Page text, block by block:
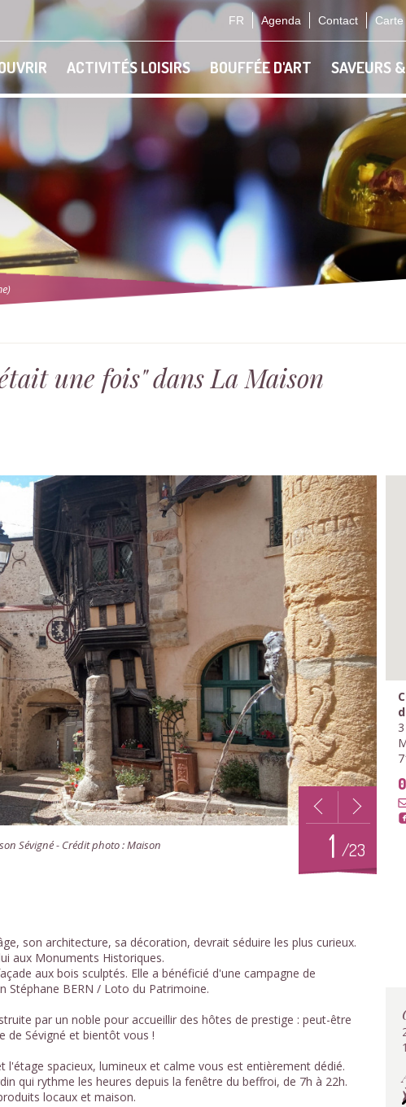
FR Agenda Contact Carte
ACTIVITÉS LOISIRS BOUFFÉE D'ART SAVEURS
une fois" dans La Maison
Sévigné - Crédit photo : Maison
1 /23
son architecture, sa décoration, devrait séduire les plus curieux.
aux Monuments Historiques.
aux bois sculptés. Elle a bénéficié d'une campagne de
Stéphane BERN / Loto du Patrimoine.
par un noble pour accueillir des hôtes de prestige : peut-être
de Sévigné et bientôt vous !
l'étage spacieux, lumineux et calme vous est entièrement dédié.
qui rythme les heures depuis la fenêtre du beffroi, de 7h à 22h.
locaux et maison.